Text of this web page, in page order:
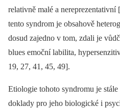
relativně malé a
tento syndrom je obsahově
dosud zajedno v tom, zdali je
blues emoční labilita,
19, 27, 41, 45, 49].
Etiologie tohoto syndromu je
doklady pro jeho biologické i